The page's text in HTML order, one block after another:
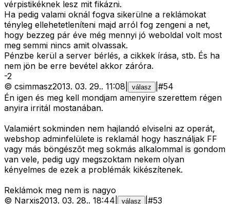
vérpistikéknek lesz mit fikázni.
Ha pedig valami oknál fogva sikerülne a reklámokat
tényleg ellehetetleníteni majd arról fog zengeni a net,
hogy bezzeg pár éve még mennyi jó weboldal volt most
meg semmi nincs amit olvassak.
Pénzbe kerül a server bérlés, a cikkek írása, stb. És ha
nem jön be erre bevétel akkor záróra.
-2
© csimmasz2013. 03. 29.. 11:08 válasz #54
Én igen és meg kell mondjam amenyire szerettem régen
anyira irritál mostanában.
Valamiért sokminden nem hajlandó elviselni az operát,
webshop adminfelülete is reklamál hogy használjak FF
vagy más böngészõt meg sokmás alkalommal is gondom
van vele, pedig ugy megszoktam nekem olyan
kényelmes de ezek a problémák kikészítenek.
Reklámok meg nem is nagyo
© Narxis2013. 03. 28.. 18:44 válasz #53